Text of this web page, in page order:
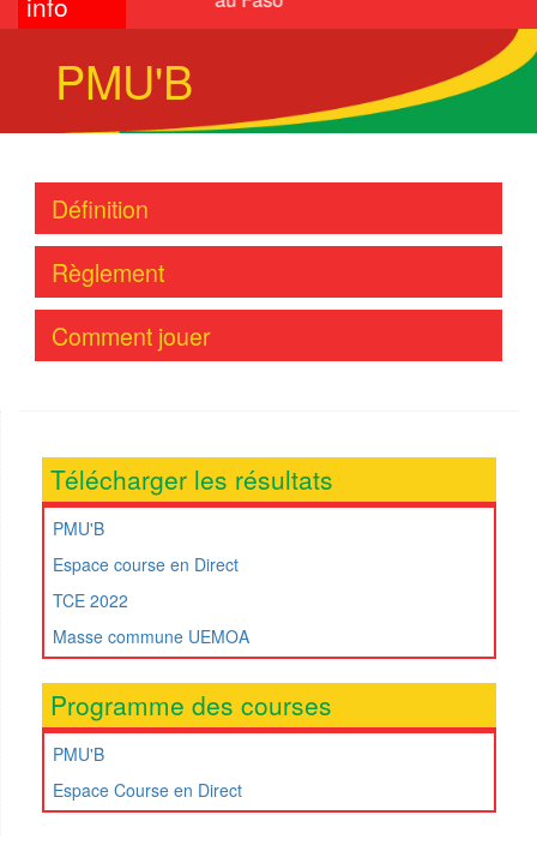
PMU'B
Définition
Règlement
Comment jouer
Télécharger les résultats
PMU'B
Espace course en Direct
TCE 2022
Masse commune UEMOA
Programme des courses
PMU'B
Espace Course en Direct